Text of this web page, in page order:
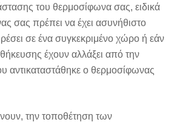
του θερμοσίφωνα σας, ειδικά
σας πρέπει να έχει ασυνήθιστο
σε ένα συγκεκριμένο χώρο ή εάν
έχουν αλλάξει από την
αντικαταστάθηκε ο θερμοσίφωνας
την τοποθέτηση των